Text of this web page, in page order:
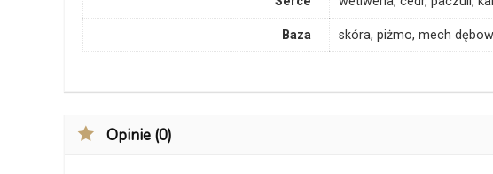
Baza skóra, piżmo, mech
Opinie (0)